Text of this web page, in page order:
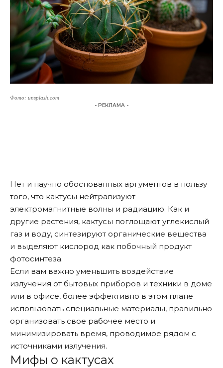
Фото: unsplash.com
- РЕКЛАМА -
Нет и научно обоснованных аргументов в пользу
того, что кактусы нейтрализуют
электромагнитные волны и радиацию. Как и
другие растения, кактусы поглощают углекислый
газ и воду, синтезируют органические вещества
и выделяют кислород как побочный продукт
фотосинтеза.
Если вам важно уменьшить воздействие
излучения от бытовых приборов и техники в доме
или в офисе, более эффективно в этом плане
использовать специальные материалы, правильно
организовать свое рабочее место и
минимизировать время, проводимое рядом с
источниками излучения.
Мифы о кактусах